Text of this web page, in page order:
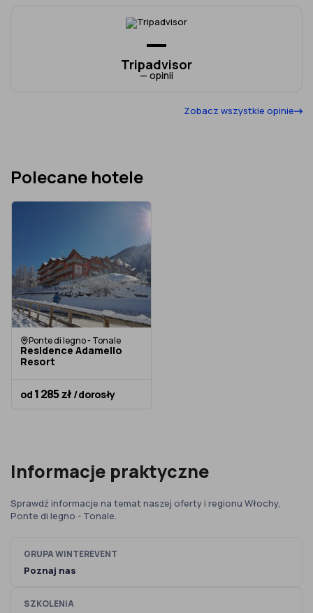
—
Tripadvisor
— opinii
Zobacz wszystkie opinie
Polecane hotele
Ponte di legno - Tonale
Residence Adamello
Resort
od 1 285 zł / dorosły
Informacje praktyczne
Sprawdź informacje na temat naszej oferty i regionu Włochy,
Ponte di legno - Tonale.
GRUPA WINTEREVENT
Poznaj nas
SZKOLENIA